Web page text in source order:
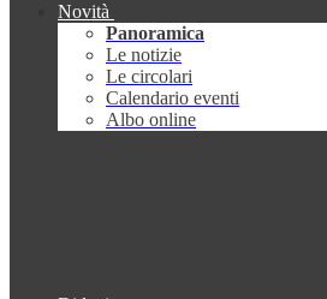
Novità
Panoramica
Le notizie
Le circolari
Calendario eventi
Albo online